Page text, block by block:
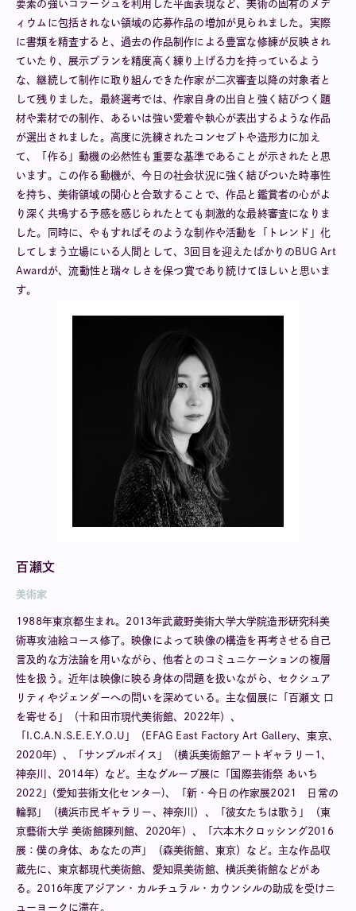
要素の強いコラージュを利用した平面表現など、美術の固有のメデ
ィウムに包括されない領域の応募作品の増加が見られました。実際
に書類を精査すると、過去の作品制作による豊富な修練が反映され
ていたり、展示プランを精度高く練り上げる力を持っているよう
な、継続して制作に取り組んできた作家が二次審査以降の対象者と
して残りました。最終選考では、作家自身の出自と強く結びつく題
材や素材での制作、あるいは強い愛着や執心が表出するような作品
が選出されました。高度に洗練されたコンセプトや造形力に加え
て、「作る」動機の必然性も重要な基準であることが示されたと思
います。この作る動機が、今日の社会状況に強く結びついた時事性
を持ち、美術領域の関心と合致することで、作品と鑑賞者の心がよ
り深く共鳴する予感を感じられたとても刺激的な最終審査になりま
した。同時に、やもすればそのような制作や活動を「トレンド」化
してしまう立場にいる人間として、3回目を迎えたばかりのBUG Art
Awardが、流動性と瑞々しさを保つ賞であり続けてほしいと思いま
す。
百瀬文
美術家
1988年東京都生まれ。2013年武蔵野美術大学大学院造形研究科美
術専攻油絵コース修了。映像によって映像の構造を再考させる自己
言及的な方法論を用いながら、他者とのコミュニケーションの複層
性を扱う。近年は映像に映る身体の問題を扱いながら、セクシュア
リティやジェンダーへの問いを深めている。主な個展に「百瀬文 口
を寄せる」（十和田市現代美術館、2022年）、
「I.C.A.N.S.E.E.Y.O.U」（EFAG East Factory Art Gallery、東京、
2020年）、「サンプルボイス」（横浜美術館アートギャラリー1、
神奈川、2014年）など。主なグループ展に「国際芸術祭 あいち
2022」(愛知芸術文化センター)、「新・今日の作家展2021 日常の
輪郭」（横浜市民ギャラリー、神奈川）、「彼女たちは歌う」（東
京藝術大学 美術館陳列館、2020年）、「六本木クロッシング2016
展：僕の身体、あなたの声」（森美術館、東京）など。主な作品収
蔵先に、東京都現代美術館、愛知県美術館、横浜美術館などがあ
る。2016年度アジアン・カルチュラル・カウンシルの助成を受けニ
ューヨークに滞在。